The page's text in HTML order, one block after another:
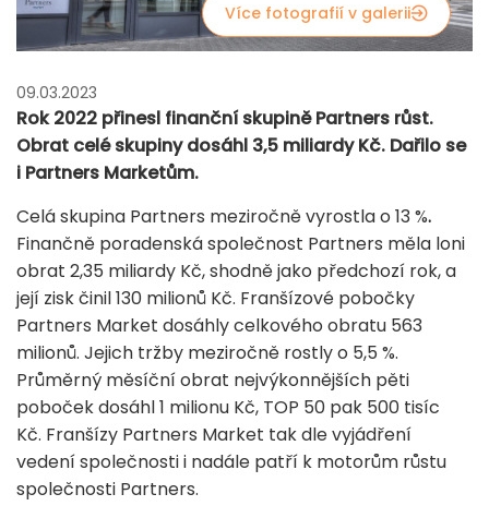
Více fotografií v galerii
09.03.2023
Rok 2022 přinesl finanční skupině Partners růst.
Obrat celé skupiny dosáhl 3,5 miliardy Kč. Dařilo se
i Partners Marketům.
Celá skupina Partners meziročně vyrostla o 13 %.
Finančně poradenská společnost Partners měla loni
obrat 2,35 miliardy Kč, shodně jako předchozí rok, a
její zisk činil 130 milionů Kč. Franšízové pobočky
Partners Market dosáhly celkového obratu 563
milionů. Jejich tržby meziročně rostly o 5,5 %.
Průměrný měsíční obrat nejvýkonnějších pěti
poboček dosáhl 1 milionu Kč, TOP 50 pak 500 tisíc
Kč. Franšízy Partners Market tak dle vyjádření
vedení společnosti i nadále patří k motorům růstu
společnosti Partners.